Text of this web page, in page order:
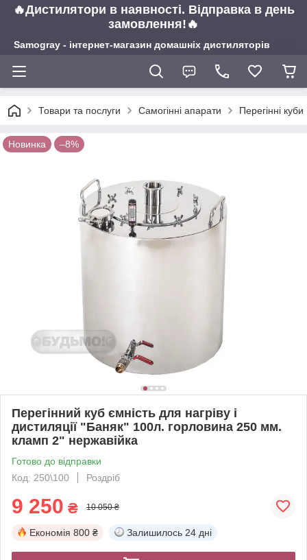
🔥Дистилятори в наявності. Відправка в день
замовлення!🔥
Samogray - інтернет-магазин домашніх дистиляторів
Товари та послуги Самогінні апарати Перегінні куби
Новинка –8%
Перегінний куб ємність для нагріву і
дистиляції "Баняк" 100л. горловина 250 мм.
кламп 2" нержавійка
Готово до відправки
Код: 250\100
Роздріб
9 250 ₴ 10 050 ₴
Економія 800 ₴ Залишилось 24 дні